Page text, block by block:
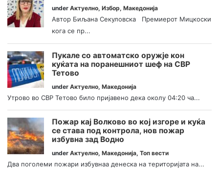
under Актуелно, Избор, Македонија
Автор Биљана Секуловска Премиерот Мицкоски
кога се пр...
Пукале со автоматско оружје кон
куќата на поранешниот шеф на СВР
Тетово
under Актуелно, Македонија
Утрово во СВР Тетово било пријавено дека околу 04:20 ча...
Пожар кај Волково во кој изгоре и куќа
се става под контрола, нов пожар
избувна зад Водно
under Актуелно, Македонија, Топ вести
Два поголеми пожари избувнаа денеска на територијата на...